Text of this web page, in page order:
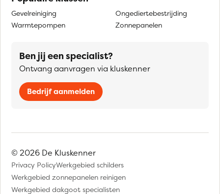
Gevelreiniging
Warmtepompen
Ongediertebestrijding
Zonnepanelen
Ben jij een specialist?
Ontvang aanvragen via kluskenner
Bedrijf aanmelden
© 2026 De Kluskenner
Privacy PolicyWerkgebied schilders
Werkgebied zonnepanelen reinigen
Werkgebied dakgoot specialisten